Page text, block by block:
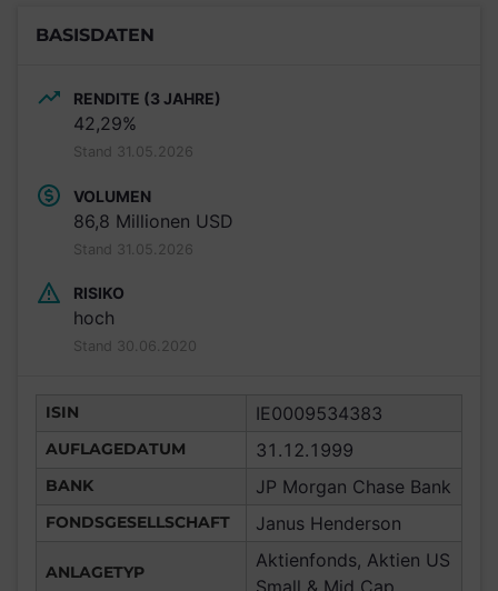
BASISDATEN
RENDITE (3 JAHRE)
42,29%
Stand 31.05.2026
VOLUMEN
86,8 Millionen USD
Stand 31.05.2026
RISIKO
hoch
Stand 30.06.2020
ISIN IE0009534383
AUFLAGEDATUM 31.12.1999
BANK JP Morgan Chase Bank
FONDSGESELLSCHAFT Janus Henderson
ANLAGETYP
Aktienfonds, Aktien US